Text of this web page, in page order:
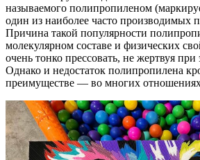
называемого полипропиленом
один из наиболее часто производимых
Причина такой популярности
молекулярном составе и физических
очень тонко прессовать, не жертвуя
Однако и недостаток полипропилена
преимуществе — во многих